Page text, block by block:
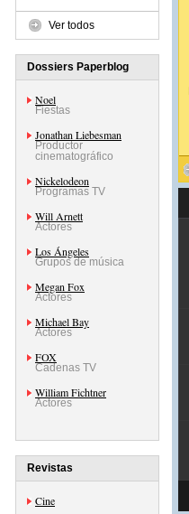
Ver todos
Dossiers Paperblog
Noel
Fiestas
Jonathan Liebesman
Productor
cinematográfico
Nickelodeon
Programas TV
Will Arnett
Actores
Los Ángeles
Grupos de música
Megan Fox
Actores
Michael Bay
Actores
FOX
Cadenas TV
William Fichtner
Actores
Revistas
Cine